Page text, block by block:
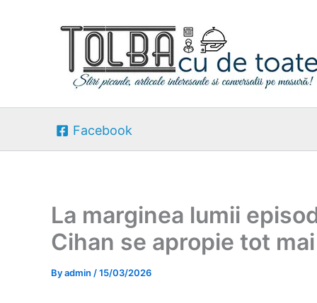
Facebook
La marginea lumii
Cihan se apropie tot
Byadmin /15/03/2026